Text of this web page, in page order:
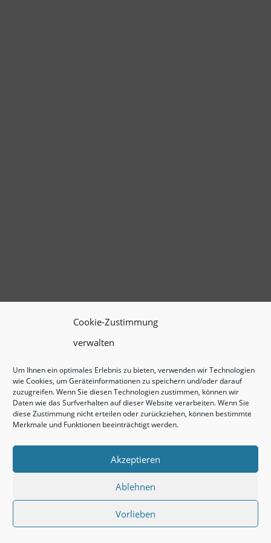
Cookie-Zustimmung
verwalten
Um Ihnen ein optimales Erlebnis zu bieten, verwenden wir Technologien
wie Cookies, um Geräteinformationen zu speichern und/oder darauf
zuzugreifen. Wenn Sie diesen Technologien zustimmen, können wir
Daten wie das Surfverhalten auf dieser Website verarbeiten. Wenn Sie
diese Zustimmung nicht erteilen oder zurückziehen, können bestimmte
Merkmale und Funktionen beeinträchtigt werden.
Akzeptieren
Ablehnen
Vorlieben